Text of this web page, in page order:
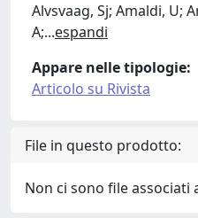
Alvsvaag, Sj; Amaldi, U;
A;...espandi
Appare nelle tipologie:
Articolo su Rivista
File in questo prodotto:
Non ci sono file